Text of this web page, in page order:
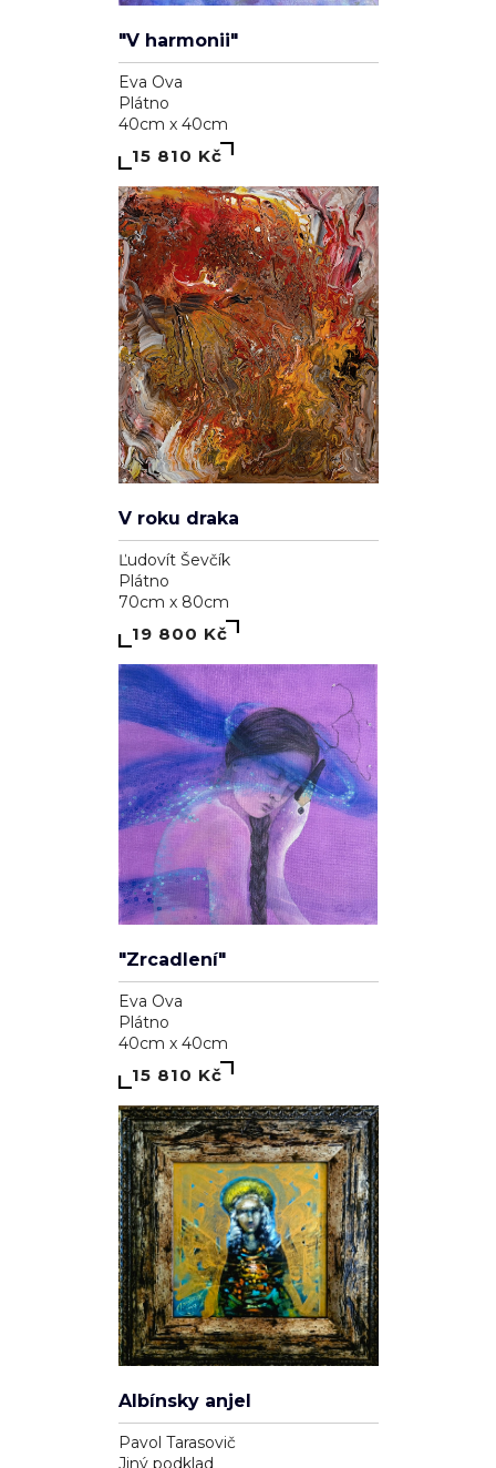
"V harmonii"
Eva Ova
Plátno
40cm x 40cm
15 810 Kč
V roku draka
Ľudovít Ševčík
Plátno
70cm x 80cm
19 800 Kč
"Zrcadlení"
Eva Ova
Plátno
40cm x 40cm
15 810 Kč
Albínsky anjel
Pavol Tarasovič
Jiný podklad
Soukromí a cookies
Používáme cookies pro analytiku (Google Analytics) a reklamní
cílení (Facebook Pixel, Google Ads), abychom zlepšili váš
zážitek a měřili účinnost kampaní. Funkční cookies (přihlášení,
košík) jsou nutné a vždy aktivní.Zásady ochrany osobních údajů